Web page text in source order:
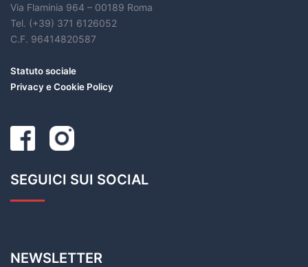
Via Flaminia 964 – 00189 Roma
Tel. (+39) 371 6126052
C.F. 96414820587
Statuto sociale
Privacy e Cookie Policy
SEGUICI SUI SOCIAL
NEWSLETTER